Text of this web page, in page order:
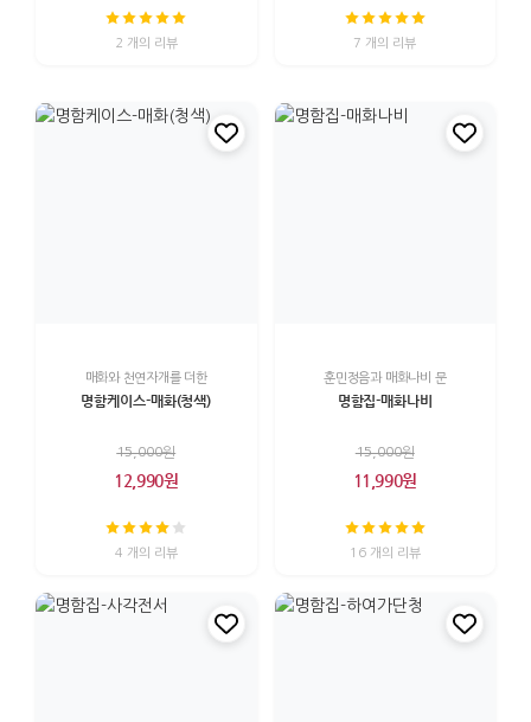
2 개의 리뷰 7 개의 리뷰
매화와 천연자개를 더한
명함케이스-매화(청색)
15,000원
12,990원
4 개의 리뷰
훈민정음과 매화나비 문
명함집-매화나비
15,000원
11,990원
16 개의 리뷰